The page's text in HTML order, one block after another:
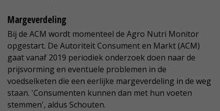
Margeverdeling
Bij de ACM wordt momenteel de Agro Nutri Monitor
opgestart. De Autoriteit Consument en Markt (ACM)
gaat vanaf 2019 periodiek onderzoek doen naar de
prijsvorming en eventuele problemen in de
voedselketen die een eerlijke margeverdeling in de weg
staan. 'Consumenten kunnen dan met hun voeten
stemmen', aldus Schouten.